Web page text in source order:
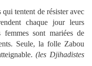
qui tentent de résister avec
chaque jour leurs
femmes sont mariées de
Seule, la folle Zabou
(les Djihadistes